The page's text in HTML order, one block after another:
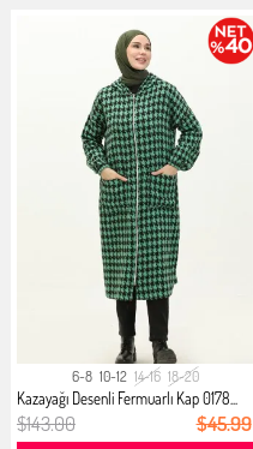
6-8 10-12 14-16 18-20
Kazayağı Desenli Fermuarlı Kap 0178...
$143.00 $45.99